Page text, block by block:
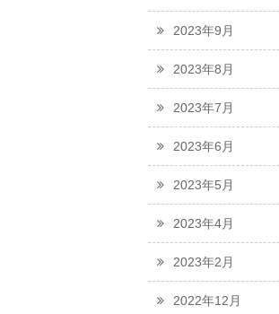
2023年9月
2023年8月
2023年7月
2023年6月
2023年5月
2023年4月
2023年2月
2022年12月